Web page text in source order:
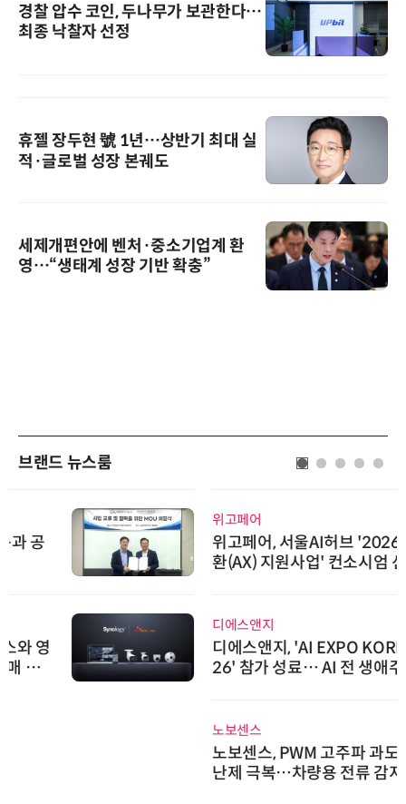
경찰 압수 코인, 두나무가 보관한다…
최종 낙찰자 선정
휴젤 장두현 號 1년…상반기 최대 실
적·글로벌 성장 본궤도
세제개편안에 벤처·중소기업계 환
영…“생태계 성장 기반 확충”
브랜드 뉴스룸
위고페어, 서울AI허브 '2026 AI 전
환(AX) 지원사업' 컨소시엄 선정
디에스앤지
디에스앤지, 'AI EXPO KOREA 20
26' 참가 성료… AI 전 생애주기 아
우르는 통합 솔루션 선봬
노보센스, PWM 고주파 과도 간섭
난제 극복…차량용 전류 감지 증폭